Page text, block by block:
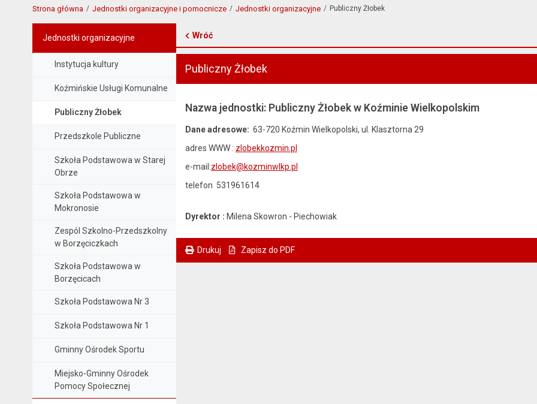
Strona główna Jednostki organizacyjne i pomocnicze Jednostki organizacyjne Publiczny Żłobek
Jednostki organizacyjne
Instytucja kultury
Koźmińskie Usługi Komunalne
Publiczny Żłobek
Przedszkole Publiczne
Szkoła Podstawowa w Starej
Obrze
Szkoła Podstawowa w
Mokronosie
Zespól Szkolno-Przedszkolny
w Borzęciczkach
Szkoła Podstawowa w
Borzęcicach
Szkoła Podstawowa Nr 3
Szkoła Podstawowa Nr 1
Gminny Ośrodek Sportu
Miejsko-Gminny Ośrodek
Pomocy Społecznej
Wróć
Publiczny Żłobek
Nazwa jednostki: Publiczny Żłobek w Koźminie Wielkopolskim
Dane adresowe: 63-720 Koźmin Wielkopolski, ul. Klasztorna 29
adres WWW : zlobekkozmin.pl
e-mail:zlobek@kozminwlkp.pl
telefon 531961614
Dyrektor : Milena Skowron - Piechowiak
Drukuj Zapisz do PDF